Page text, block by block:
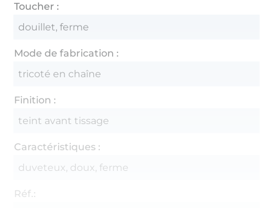
Toucher :
douillet, ferme
Mode de fabrication :
tricoté en chaîne
Finition :
teint avant tissage
Caractéristiques :
duveteux, doux, ferme
Réf.: